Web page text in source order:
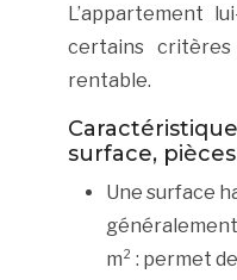
L’appartement
certains
rentable.
surface,
Une surface
m² : permet